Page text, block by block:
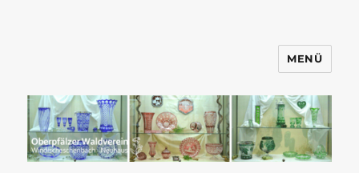
Windischeschenbach-Neuhaus
MENÜ